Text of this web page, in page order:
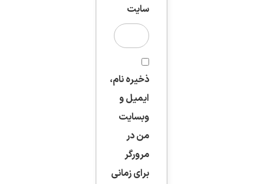
سایت
ذخیره نام،
ایمیل و
وبسایت
من در
مرورگر
برای زمانی